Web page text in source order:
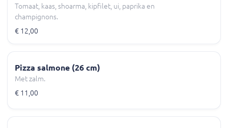
Tomaat, kaas, shoarma, kipfilet, ui, paprika en
champignons.
€ 12,00
Pizza salmone (26 cm)
Met zalm.
€ 11,00